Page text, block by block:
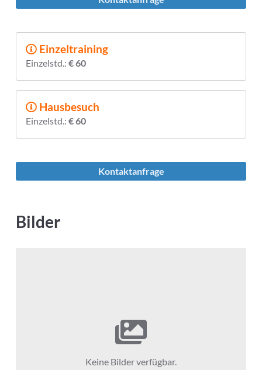
Einzeltraining
Einzelstd.: € 60
Hausbesuch
Einzelstd.: € 60
Kontaktanfrage
Bilder
Keine Bilder verfügbar.